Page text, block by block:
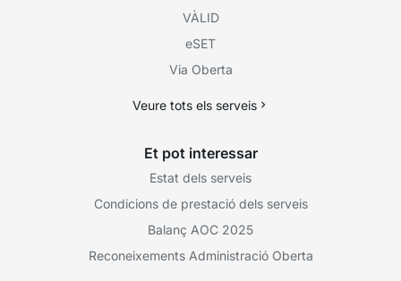
VÀLID
eSET
Via Oberta
Veure tots els serveis
Et pot interessar
Estat dels serveis
Condicions de prestació dels serveis
Balanç AOC 2025
Reconeixements Administració Oberta